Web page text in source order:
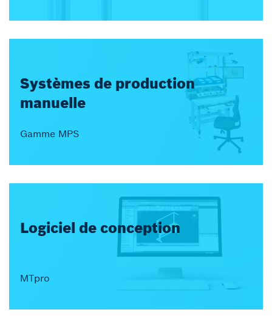
Systèmes de production
manuelle
Gamme MPS
Logiciel de conception
MTpro